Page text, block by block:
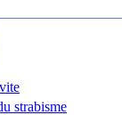
strabisme